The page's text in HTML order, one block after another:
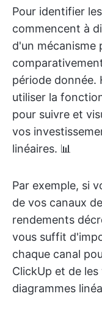
Pour identifier
commencent à
d'un
période donnée.
utiliser la
pour suivre et
vos
linéaires. 📊
Par exemple, si
de vos canaux
rendements
vous suffit
chaque canal
ClickUp et de les
diagrammes